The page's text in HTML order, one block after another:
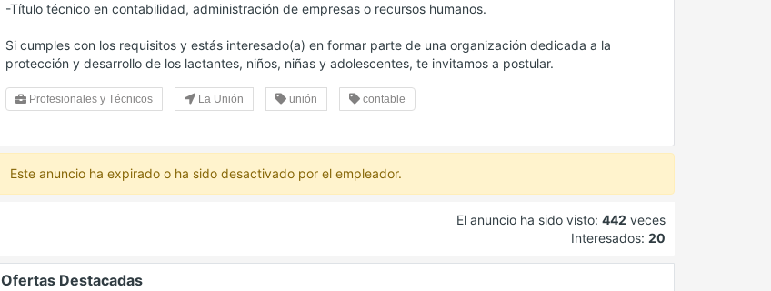
-Título técnico en contabilidad, administración de empresas o recursos humanos.
Si cumples con los requisitos y estás interesado(a) en formar parte de una organización dedicada a la
protección y desarrollo de los lactantes, niños, niñas y adolescentes, te invitamos a postular.
Profesionales y Técnicos La Unión unión contable
Este anuncio ha expirado o ha sido desactivado por el empleador.
El anuncio ha sido visto: 442 veces
Interesados: 20
Ofertas Destacadas